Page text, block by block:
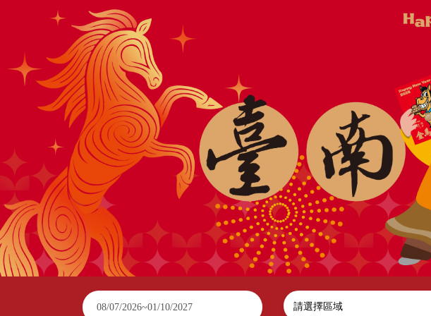
2026臺南行春